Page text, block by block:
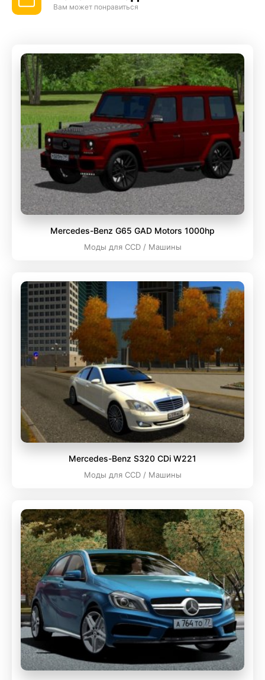
Вам может понравиться
Mercedes-Benz G65 GAD Motors 1000hp
Моды для CCD / Машины
Mercedes-Benz S320 CDi W221
Моды для CCD / Машины